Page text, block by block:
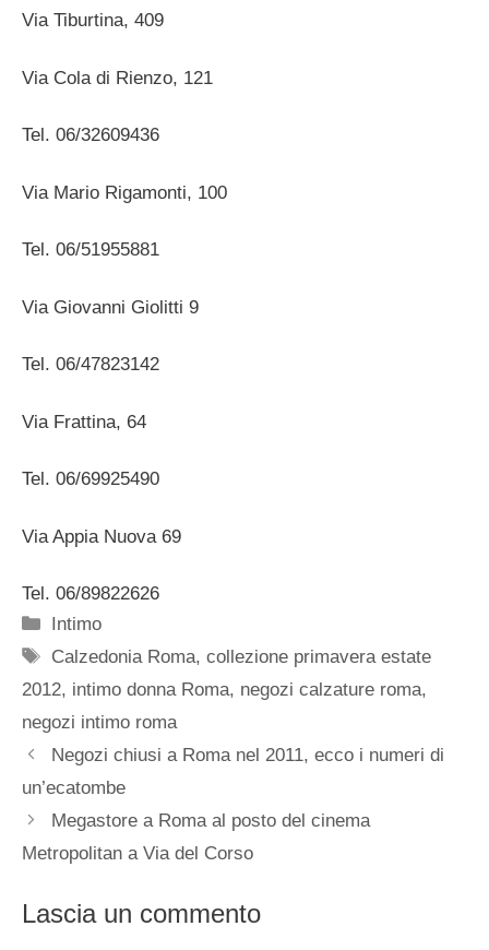
Via Tiburtina, 409
Via Cola di Rienzo, 121
Tel. 06/32609436
Via Mario Rigamonti, 100
Tel. 06/51955881
Via Giovanni Giolitti 9
Tel. 06/47823142
Via Frattina, 64
Tel. 06/69925490
Via Appia Nuova 69
Tel. 06/89822626
Categorie
Intimo
Tag
Calzedonia Roma,collezione primavera estate
2012, intimo donna Roma, negozi calzature roma,
negozi intimo roma
Negozi chiusi a Roma nel 2011, ecco i numeri di
un’ecatombe
Megastore a Roma al posto del cinema
Metropolitan a Via del Corso
Lascia un commento